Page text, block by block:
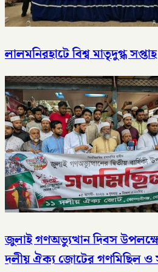
লালমনিরহাটে বিশ্ব মাতৃদুগ্ধ
জুলাই গণঅভ্যুত্থান দিবস
দলীয় ঐক্য জোটের গণমিছিল ও